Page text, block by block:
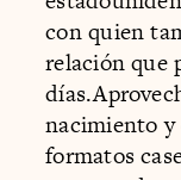
con quien
relación que
nacimiento y
formatos